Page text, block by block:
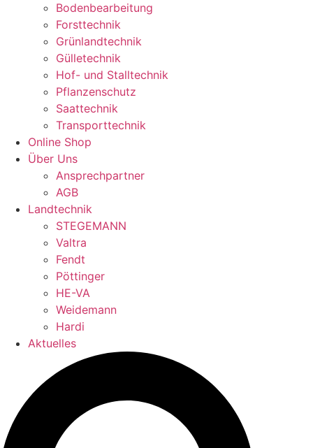
Bodenbearbeitung
Forsttechnik
Grünlandtechnik
Gülletechnik
Hof- und Stalltechnik
Pflanzenschutz
Saattechnik
Transporttechnik
Online Shop
Über Uns
Ansprechpartner
AGB
Landtechnik
STEGEMANN
Valtra
Fendt
Pöttinger
HE-VA
Weidemann
Hardi
Aktuelles